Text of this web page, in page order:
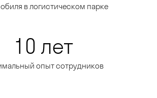
в логистическом парке
10 лет
опыт сотрудников